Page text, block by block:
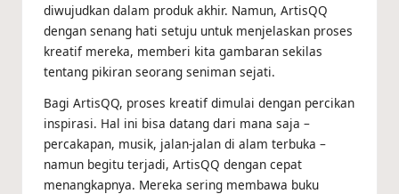
diwujudkan dalam produk akhir. Namun, ArtisQQ
dengan senang hati setuju untuk menjelaskan proses
kreatif mereka, memberi kita gambaran sekilas
tentang pikiran seorang seniman sejati.
Bagi ArtisQQ, proses kreatif dimulai dengan percikan
inspirasi. Hal ini bisa datang dari mana saja –
percakapan, musik, jalan-jalan di alam terbuka –
namun begitu terjadi, ArtisQQ dengan cepat
menangkapnya. Mereka sering membawa buku